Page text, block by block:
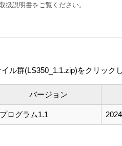
説明書をご覧ください。
ル群(LS350_1.1.zip)をクリック
バージョン
プログラム1.1